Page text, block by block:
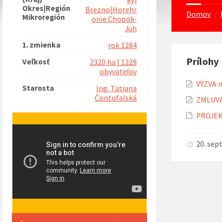
Domov /
Prílohy
20.
Okres|Región
Mikroregión
Brezno|Horehr
onie Chopok-
Juh
1. zmienka
rok 1284
Veľkosť
2320 ha | 1229
obyvateľov
Starosta
Ing. Tatiana
Čontofalská